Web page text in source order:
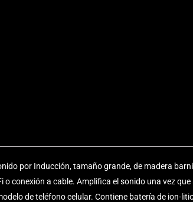
por Inducción, tamaño grande, de madera
o conexión a cable. Amplifica el sonido una vez
de teléfono celular. Contiene batería de ion-